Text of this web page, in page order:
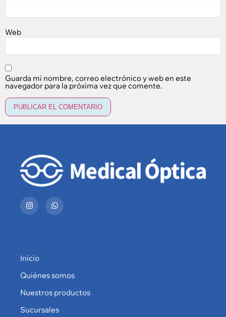
Web
Guarda mi nombre, correo electrónico y web en este
navegador para la próxima vez que comente.
Inicio
Quiénes somos
Nuestros productos
Sucursales